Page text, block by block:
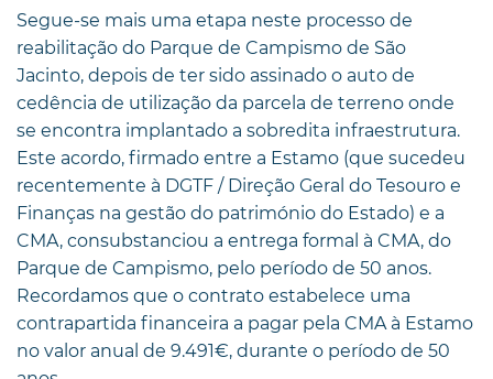
Segue-se mais uma etapa neste processo de
reabilitação do Parque de Campismo de São
Jacinto, depois de ter sido assinado o auto de
cedência de utilização da parcela de terreno onde
se encontra implantado a sobredita infraestrutura.
Este acordo, firmado entre a Estamo (que sucedeu
recentemente à DGTF / Direção Geral do Tesouro e
Finanças na gestão do património do Estado) e a
CMA, consubstanciou a entrega formal à CMA, do
Parque de Campismo, pelo período de 50 anos.
Recordamos que o contrato estabelece uma
contrapartida financeira a pagar pela CMA à Estamo
no valor anual de 9.491€, durante o período de 50